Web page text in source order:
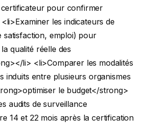
pour confirmer
<li>Examiner les indicateurs de
satisfaction, emploi) pour
qualité réelle des
li> <li>Comparer les modalités
induits entre plusieurs organismes
le budget</strong>
audits de surveillance
14 et 22 mois après la certification